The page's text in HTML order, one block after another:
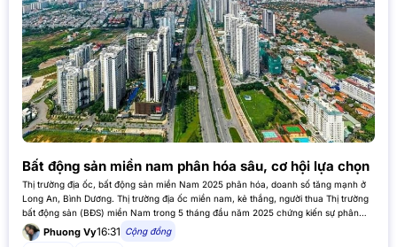
Bất động sản miền nam phân hóa sâu, cơ hội lựa chọn
Thị trường địa ốc, bất động sản miền Nam 2025 phân hóa, doanh số tăng mạnh ở
Long An, Bình Dương. Thị trường địa ốc miền nam, kẻ thắng, người thua Thị trường
bất động sản (BĐS) miền Nam trong 5 tháng đầu năm 2025 chứng kiến sự phân
hóa…Phuong Vy16:31 Cộng đồng